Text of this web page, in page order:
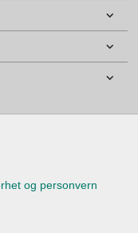
og personvern